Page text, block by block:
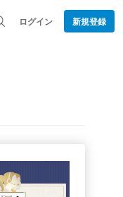
ログイン 新規登録